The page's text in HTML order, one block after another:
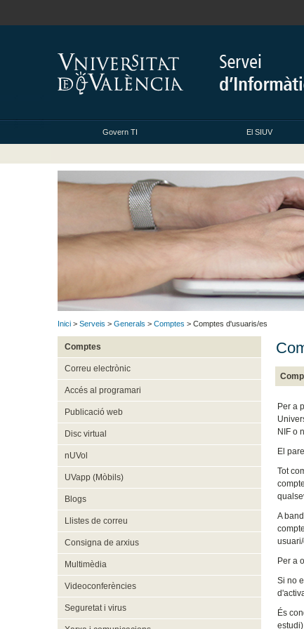
Govern TI El SIUV
Inici > Serveis > Generals > Comptes > Comptes d'usuaris/es
Comptes
Correu electrònic
Accés al programari
Publicació web
Disc virtual
nUVol
UVapp (Mòbils)
Blogs
Llistes de correu
Consigna de arxius
Multimèdia
Videoconferències
Seguretat i virus
Per a
NIF o
El
Tot
A
Per a
Si no
És